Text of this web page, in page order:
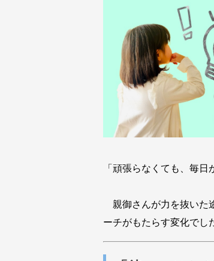
「頑張らなくても、毎日
親御さんが力を抜いた
ーチがもたらす変化でし